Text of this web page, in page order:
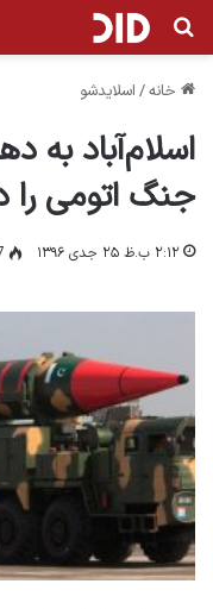
جستجو برای
خانه/ اسلایدشو
اسلام‌آباد به
جنگ اتومی را
۲:۱۲ ب.ظ ۲۵ جدی ۱۳۹۶